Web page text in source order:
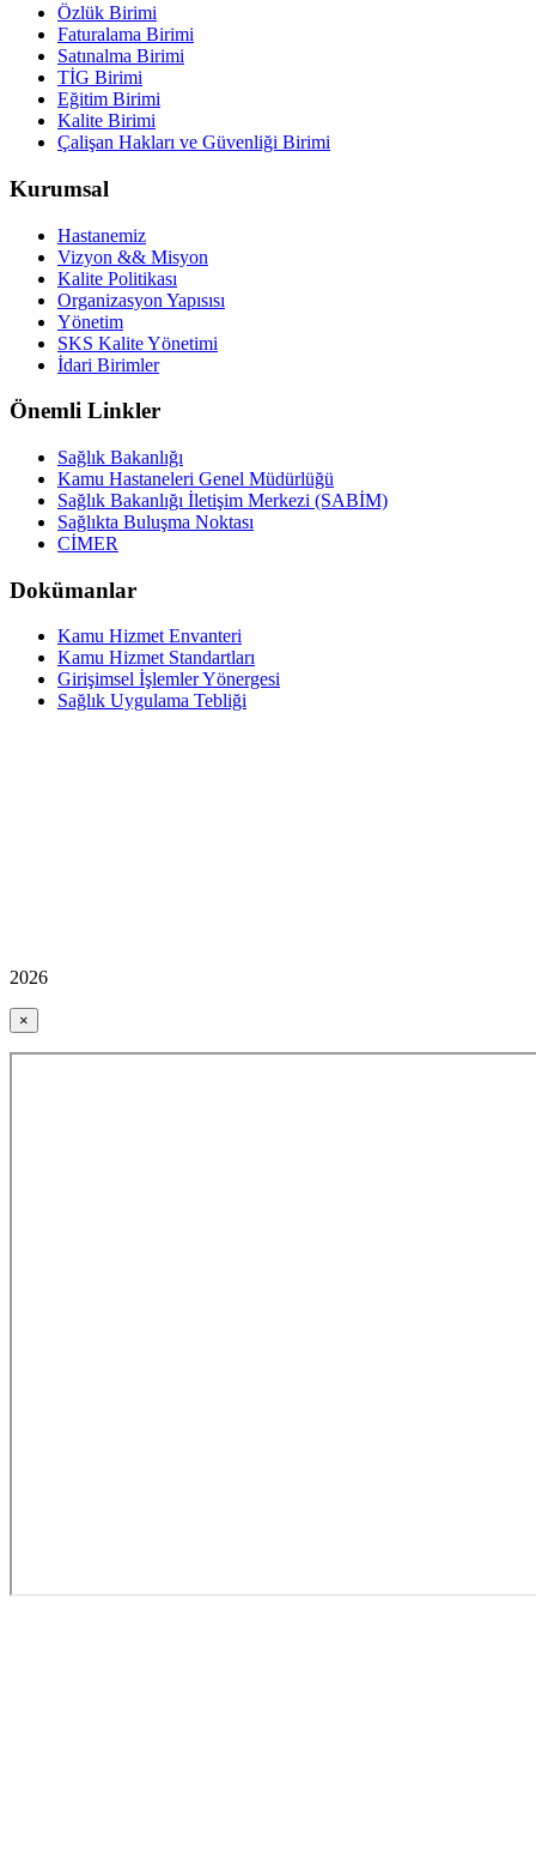
Özlük Birimi
Faturalama Birimi
Satınalma Birimi
TİG Birimi
Eğitim Birimi
Kalite Birimi
Çalişan Hakları ve Güvenliği Birimi
Kurumsal
Hastanemiz
Vizyon && Misyon
Kalite Politikası
Organizasyon Yapısısı
Yönetim
SKS Kalite Yönetimi
İdari Birimler
Önemli Linkler
Sağlık Bakanlığı
Kamu Hastaneleri Genel Müdürlüğü
Sağlık Bakanlığı İletişim Merkezi (SABİM)
Sağlıkta Buluşma Noktası
CİMER
Dokümanlar
Kamu Hizmet Envanteri
Kamu Hizmet Standartları
Girişimsel İşlemler Yönergesi
Sağlık Uygulama Tebliği
2026
×